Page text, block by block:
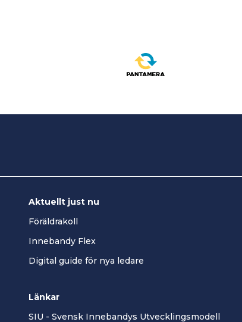
Aktuellt just nu
Föräldrakoll
Innebandy Flex
Digital guide för nya ledare
Länkar
SIU - Svensk Innebandys Utvecklingsmodell